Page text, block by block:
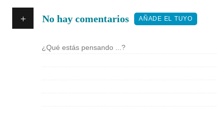
+ No hay comentarios AÑADE EL TUYO